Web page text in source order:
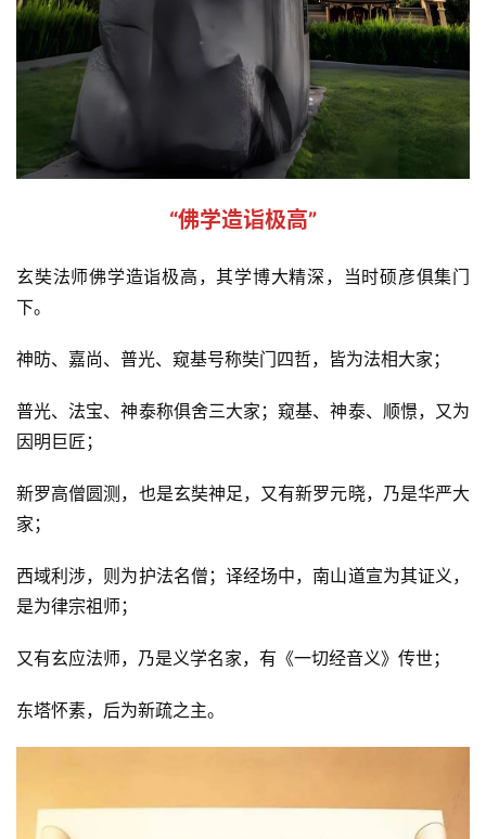
“佛学造诣极高”
玄奘法师佛学造诣极高，其学博大精深，当时硕彦俱集门
下。
神昉、嘉尚、普光、窥基号称奘门四哲，皆为法相大家；
普光、法宝、神泰称俱舍三大家；窥基、神泰、顺憬，又为
因明巨匠；
新罗高僧圆测，也是玄奘神足，又有新罗元晓，乃是华严大
家；
西域利涉，则为护法名僧；译经场中，南山道宣为其证义，
是为律宗祖师；
又有玄应法师，乃是义学名家，有《一切经音义》传世；
东塔怀素，后为新疏之主。